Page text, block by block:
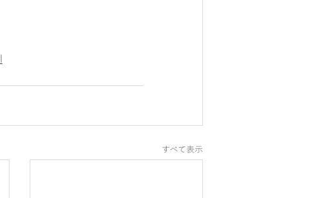
すべて表示